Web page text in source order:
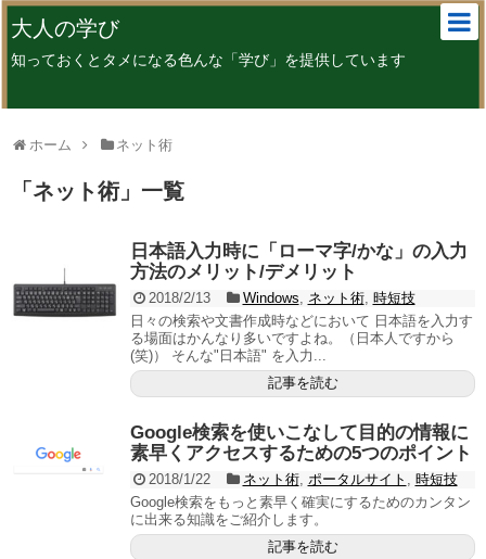
大人の学び
知っておくとタメになる色んな「学び」を提供しています
ホーム ネット術
「 ネット術」 一覧
日本語入力時に「ローマ字/かな」の入力
方法のメリット/デメリット
2018/2/13 Windows, ネット術, 時短技
日々の検索や文書作成時などにおいて 日本語を入力す
る場面はかんなり多いですよね。（日本人ですから
(笑)） そんな"日本語" を入力...
記事を読む
Google検索を使いこなして目的の情報に
素早くアクセスするための5つのポイント
2018/1/22 ネット術, ポータルサイト , 時短技
Google検索をもっと素早く確実にするためのカンタン
に出来る知識をご紹介します。
記事を読む